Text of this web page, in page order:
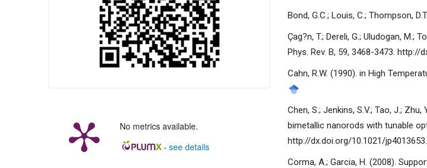
No metrics available.
- see details
Bond, G.C.; Louis, C.; Thompson,
Çag?n, T.; Dereli, G.; Uludogan,
Phys. Rev. B, 59, 3468-3473. http://
Cahn, R.W. (1990). in High
Chen, S.; Jenkins, S.V.; Tao, J.;
bimetallic nanorods with tunable
http://dx.doi.org/10.1021/jp4013653.
Corma, A.; Garcia, H. (2008).